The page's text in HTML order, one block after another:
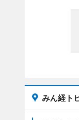
みん経ト